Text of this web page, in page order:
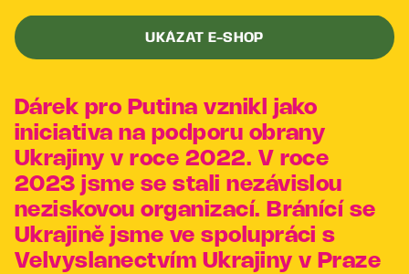
UKÁZAT E-SHOP
Dárek pro Putina vznikl jako
iniciativa na podporu obrany
Ukrajiny v roce 2022. V roce
2023 jsme se stali nezávislou
neziskovou organizací. Bránící se
Ukrajině jsme ve spolupráci s
Velvyslanectvím Ukrajiny v Praze